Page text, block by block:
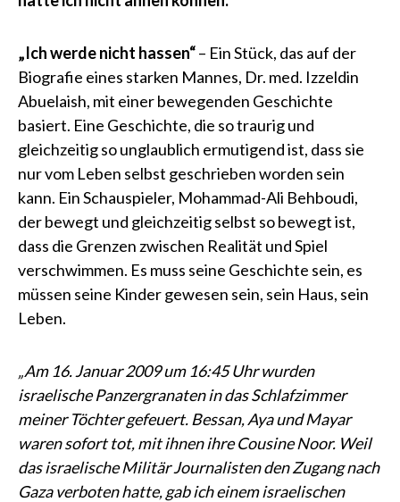
„Ich werde nicht hassen“– Ein Stück, das auf der
Biografie eines starken Mannes, Dr. med. Izzeldin
Abuelaish, mit einer bewegenden Geschichte
basiert. Eine Geschichte, die so traurig und
gleichzeitig so unglaublich ermutigend ist, dass sie
nur vom Leben selbst geschrieben worden sein
kann. Ein Schauspieler, Mohammad-Ali Behboudi,
der bewegt und gleichzeitig selbst so bewegt ist,
dass die Grenzen zwischen Realität und Spiel
verschwimmen. Es muss seine Geschichte sein, es
müssen seine Kinder gewesen sein, sein Haus, sein
Leben.
„Am 16. Januar 2009 um 16:45 Uhr wurden
israelische Panzergranaten in das Schlafzimmer
meiner Töchter gefeuert. Bessan, Aya und Mayar
waren sofort tot, mit ihnen ihre Cousine Noor. Weil
das israelische Militär Journalisten den Zugang nach
Gaza verboten hatte, gab ich einem israelischen